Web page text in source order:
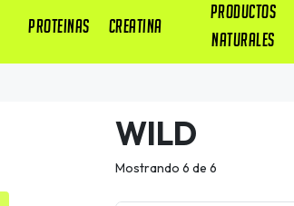
PROTEINAS CREATINA
PRODUCTOS
NATURALES
WILD
Mostrando 6 de 6